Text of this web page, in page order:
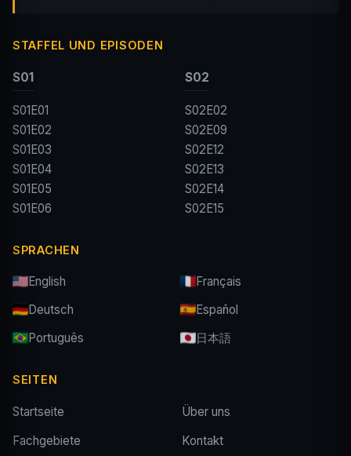
STAFFEL UND EPISODEN
S01
S01E01
S01E02
S01E03
S01E04
S01E05
S01E06
S02
S02E02
S02E09
S02E12
S02E13
S02E14
S02E15
SPRACHEN
English
Français
Deutsch
Español
Português
日本語
SEITEN
Startseite
Über uns
Fachgebiete
Kontakt